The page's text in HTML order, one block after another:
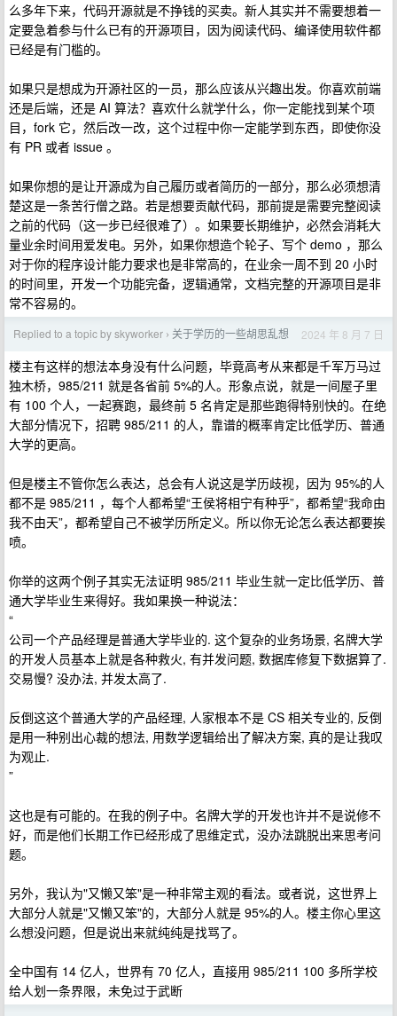
么多年下来，代码开源就是不挣钱的买卖。新人其实并不需要想着一
定要急着参与什么已有的开源项目，因为阅读代码、编译使用软件都
已经是有门槛的。
如果只是想成为开源社区的一员，那么应该从兴趣出发。你喜欢前端
还是后端，还是 AI 算法？喜欢什么就学什么，你一定能找到某个项
目，fork 它，然后改一改，这个过程中你一定能学到东西，即使你没
有 PR 或者 issue 。
如果你想的是让开源成为自己履历或者简历的一部分，那么必须想清
楚这是一条苦行僧之路。若是想要贡献代码，那前提是需要完整阅读
之前的代码（这一步已经很难了）。如果要长期维护，必然会消耗大
量业余时间用爱发电。另外，如果你想造个轮子、写个 demo ，那么
对于你的程序设计能力要求也是非常高的，在业余一周不到 20 小时
的时间里，开发一个功能完备，逻辑通常，文档完整的开源项目是非
常不容易的。
Replied to a topic by skyworker › 关于学历的一些胡思乱想 2024 年 8 月 7 日
楼主有这样的想法本身没有什么问题，毕竟高考从来都是千军万马过
独木桥，985/211 就是各省前 5%的人。形象点说，就是一间屋子里
有 100 个人，一起赛跑，最终前 5 名肯定是那些跑得特别快的。在绝
大部分情况下，招聘 985/211 的人，靠谱的概率肯定比低学历、普通
大学的更高。
但是楼主不管你怎么表达，总会有人说这是学历歧视，因为 95%的人
都不是 985/211 ，每个人都希望“王侯将相宁有种乎”，都希望“我命由
我不由天”，都希望自己不被学历所定义。所以你无论怎么表达都要挨
喷。
你举的这两个例子其实无法证明 985/211 毕业生就一定比低学历、普
通大学毕业生来得好。我如果换一种说法：
“
公司一个产品经理是普通大学毕业的. 这个复杂的业务场景, 名牌大学
的开发人员基本上就是各种救火, 有并发问题, 数据库修复下数据算了.
交易慢? 没办法, 并发太高了.
反倒这这个普通大学的产品经理, 人家根本不是 CS 相关专业的, 反倒
是用一种别出心裁的想法, 用数学逻辑给出了解决方案, 真的是让我叹
为观止.
”
这也是有可能的。在我的例子中。名牌大学的开发也许并不是说修不
好，而是他们长期工作已经形成了思维定式，没办法跳脱出来思考问
题。
另外，我认为"又懒又笨"是一种非常主观的看法。或者说，这世界上
大部分人就是"又懒又笨"的，大部分人就是 95%的人。楼主你心里这
么想没问题，但是说出来就纯纯是找骂了。
全中国有 14 亿人，世界有 70 亿人，直接用 985/211 100 多所学校
给人划一条界限，未免过于武断